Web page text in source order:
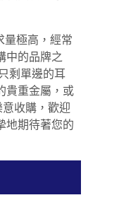
量極高，經常
中的品牌之
剩單邊的耳
貴重金屬，或
收購，歡迎
地期待著您的